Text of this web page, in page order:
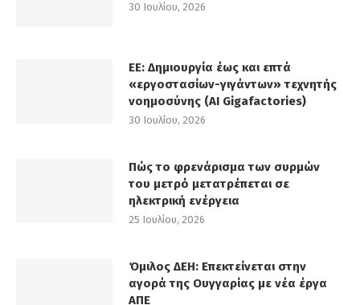
30 Ιουλίου, 2026
ΕΕ: Δημιουργία έως και επτά
«εργοστασίων-γιγάντων» τεχνητής
νοημοσύνης (AI Gigafactories)
30 Ιουλίου, 2026
Πώς το φρενάρισμα των συρμών
του μετρό μετατρέπεται σε
ηλεκτρική ενέργεια
25 Ιουλίου, 2026
Όμιλος ΔΕΗ: Επεκτείνεται στην
αγορά της Ουγγαρίας με νέα έργα
ΑΠΕ